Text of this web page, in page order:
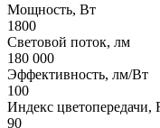
Мощность, Вт
1800
Световой поток, лм
180 000
Эффективность, лм/Вт
100
Индекс цветопередачи,
90